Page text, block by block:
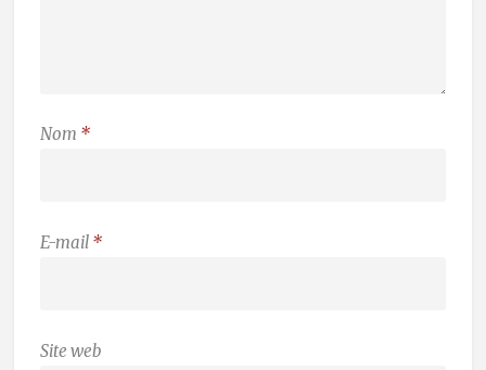
Nom *
E-mail *
Site web